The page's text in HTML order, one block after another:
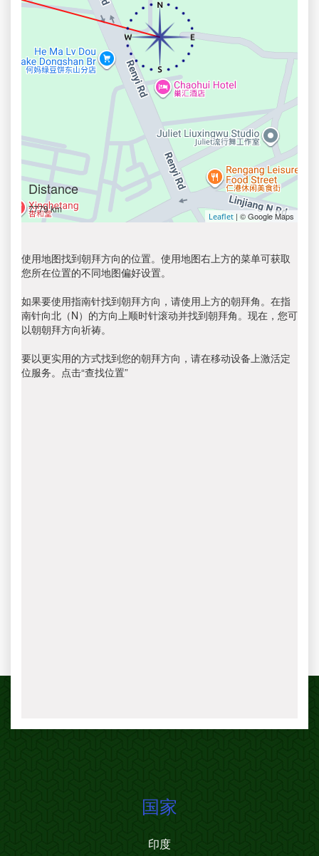
Distance
7779 km
Leaflet | © Google Maps
使用地图找到朝拜方向的位置。使用地图右上方的菜单可获取
您所在位置的不同地图偏好设置。
如果要使用指南针找到朝拜方向，请使用上方的朝拜角。在指
南针向北（N）的方向上顺时针滚动并找到朝拜角。现在，您可
以朝朝拜方向祈祷。
要以更实用的方式找到您的朝拜方向，请在移动设备上激活定
位服务。点击“查找位置”
国家
印度